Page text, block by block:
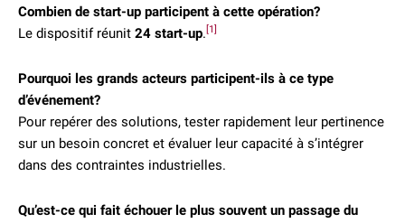
Combien de start-up participent à cette opération?
Le dispositif réunit 24 start-up. [1]
Pourquoi les grands acteurs participent-ils à ce type
d’événement?
Pour repérer des solutions, tester rapidement leur pertinence
sur un besoin concret et évaluer leur capacité à s’intégrer
dans des contraintes industrielles.
Qu’est-ce qui fait échouer le plus souvent un passage du